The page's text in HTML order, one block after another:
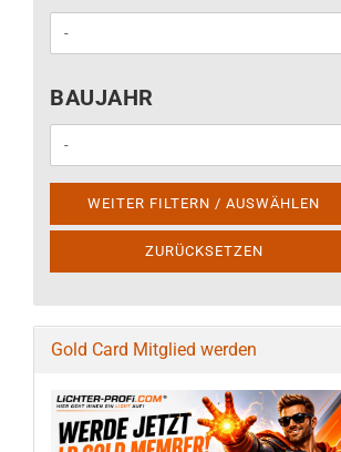
BAUJAHR
BAUJAHR
WEITER FILTERN / AUSWÄHLEN
ZURÜCKSETZEN
Gold Card Mitglied werden